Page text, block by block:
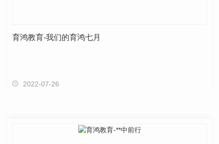
育鸿教育-我们的育鸿七月
2022-07-26